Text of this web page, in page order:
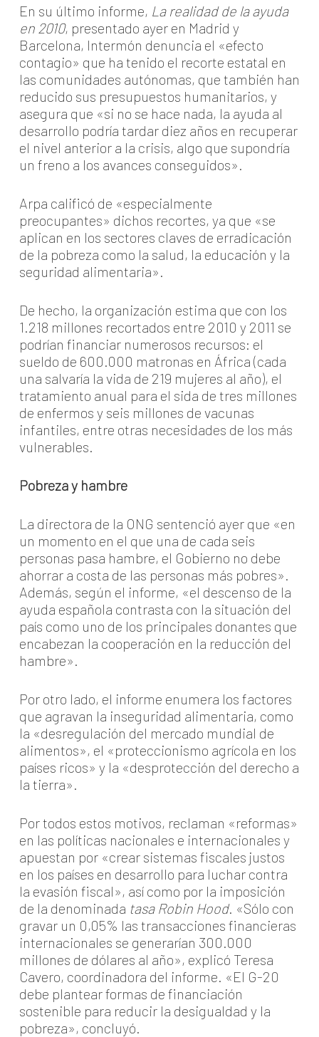
En su último informe, La realidad de la ayuda
en 2010, presentado ayer en Madrid y
Barcelona, Intermón denuncia el «efecto
contagio» que ha tenido el recorte estatal en
las comunidades autónomas, que también han
reducido sus presupuestos humanitarios, y
asegura que «si no se hace nada, la ayuda al
desarrollo podría tardar diez años en recuperar
el nivel anterior a la crisis, algo que supondría
un freno a los avances conseguidos».
Arpa calificó de «especialmente
preocupantes» dichos recortes, ya que «se
aplican en los sectores claves de erradicación
de la pobreza como la salud, la educación y la
seguridad alimentaria».
De hecho, la organización estima que con los
1.218 millones recortados entre 2010 y 2011 se
podrían financiar numerosos recursos: el
sueldo de 600.000 matronas en África (cada
una salvaría la vida de 219 mujeres al año), el
tratamiento anual para el sida de tres millones
de enfermos y seis millones de vacunas
infantiles, entre otras necesidades de los más
vulnerables.
Pobreza y hambre
La directora de la ONG sentenció ayer que «en
un momento en el que una de cada seis
personas pasa hambre, el Gobierno no debe
ahorrar a costa de las personas más pobres».
Además, según el informe, «el descenso de la
ayuda española contrasta con la situación del
país como uno de los principales donantes que
encabezan la cooperación en la reducción del
hambre».
Por otro lado, el informe enumera los factores
que agravan la inseguridad alimentaria, como
la «desregulación del mercado mundial de
alimentos», el «proteccionismo agrícola en los
países ricos» y la «desprotección del derecho a
la tierra».
Por todos estos motivos, reclaman «reformas»
en las políticas nacionales e internacionales y
apuestan por «crear sistemas fiscales justos
en los países en desarrollo para luchar contra
la evasión fiscal», así como por la imposición
de la denominada tasa Robin Hood. «Sólo con
gravar un 0,05% las transacciones financieras
internacionales se generarían 300.000
millones de dólares al año», explicó Teresa
Cavero, coordinadora del informe. «El G-20
debe plantear formas de financiación
sostenible para reducir la desigualdad y la
pobreza», concluyó.